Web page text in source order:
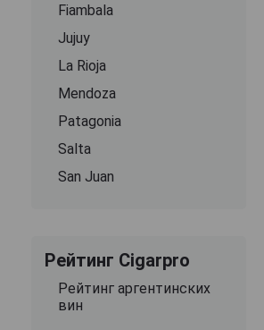
Fiambala
Jujuy
La Rioja
Mendoza
Patagonia
Salta
San Juan
Рейтинг Cigarpro
Рейтинг аргентинских
вин